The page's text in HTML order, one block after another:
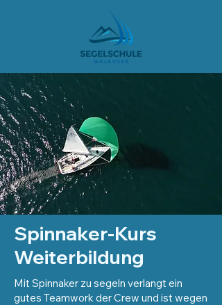
Spinnaker-Kurs
Weiterbildung
Mit Spinnaker zu segeln verlangt ein
gutes Teamwork der Crew und ist wegen